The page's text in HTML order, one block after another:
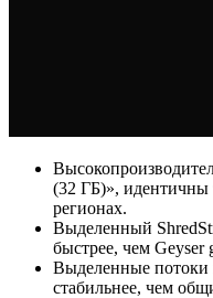
(32 ГБ)», идентичны
регионах.
Выделенный
быстрее, чем Geyser
Выделенные потоки
стабильнее, чем